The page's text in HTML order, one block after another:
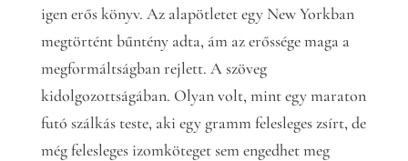
igen erős könyv. Az alapötletet egy New Yorkban
megtörtént bűntény adta, ám az erőssége maga a
megformáltságban rejlett. A szöveg
kidolgozottságában. Olyan volt, mint egy maraton
futó szálkás teste, aki egy gramm felesleges zsírt, de
még felesleges izomköteget sem engedhet meg